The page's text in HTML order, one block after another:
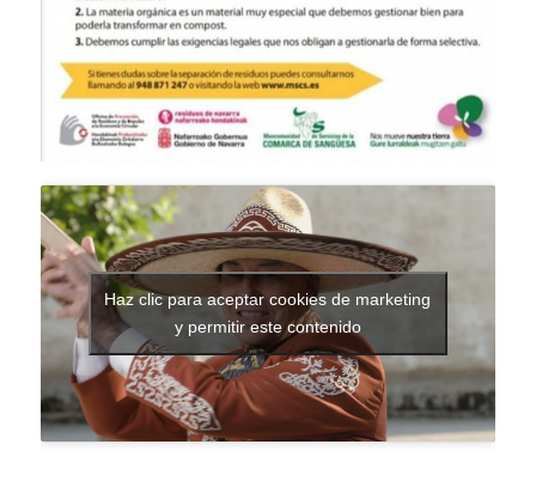
Haz clic para aceptar cookies de marketing
y permitir este contenido